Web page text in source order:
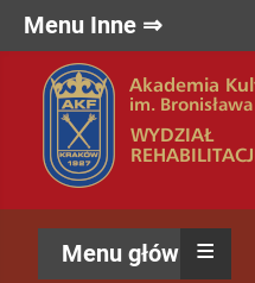
Menu główne ⇒
≡
Menu Inne ⇒